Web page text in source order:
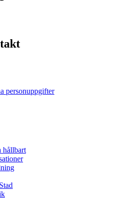
personuppgifter
hållbart